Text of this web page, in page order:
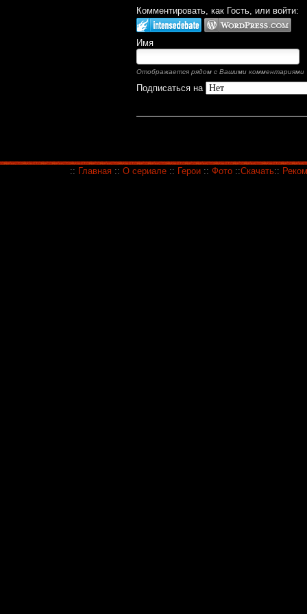
Комментировать, как Гость, или войти:
Имя
Отображается рядом с Вашими комментариями
Подписаться на
:: Главная :: О сериале :: Герои :: Фото ::Скачать::